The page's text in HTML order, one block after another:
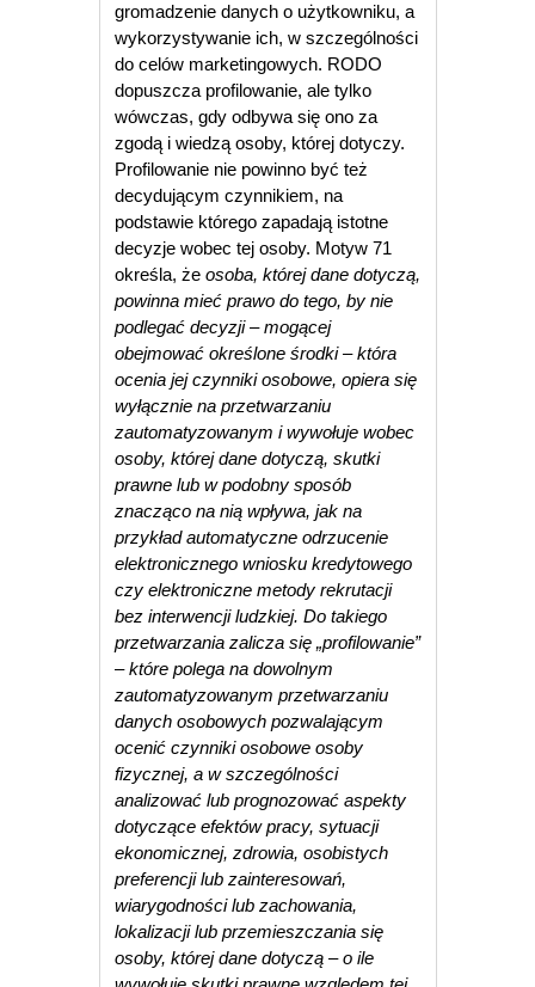
gromadzenie danych o użytkowniku, a
wykorzystywanie ich, w szczególności
do celów marketingowych. RODO
dopuszcza profilowanie, ale tylko
wówczas, gdy odbywa się ono za
zgodą i wiedzą osoby, której dotyczy.
Profilowanie nie powinno być też
decydującym czynnikiem, na
podstawie którego zapadają istotne
decyzje wobec tej osoby. Motyw 71
określa, żeosoba, której dane dotyczą,
powinna mieć prawo do tego, by nie
podlegać decyzji – mogącej
obejmować określone środki – która
ocenia jej czynniki osobowe, opiera się
wyłącznie na przetwarzaniu
zautomatyzowanym i wywołuje wobec
osoby, której dane dotyczą, skutki
prawne lub w podobny sposób
znacząco na nią wpływa, jak na
przykład automatyczne odrzucenie
elektronicznego wniosku kredytowego
czy elektroniczne metody rekrutacji
bez interwencji ludzkiej. Do takiego
przetwarzania zalicza się „profilowanie”
– które polega na dowolnym
zautomatyzowanym przetwarzaniu
danych osobowych pozwalającym
ocenić czynniki osobowe osoby
fizycznej, a w szczególności
analizować lub prognozować aspekty
dotyczące efektów pracy, sytuacji
ekonomicznej, zdrowia, osobistych
preferencji lub zainteresowań,
wiarygodności lub zachowania,
lokalizacji lub przemieszczania się
osoby, której dane dotyczą – o ile